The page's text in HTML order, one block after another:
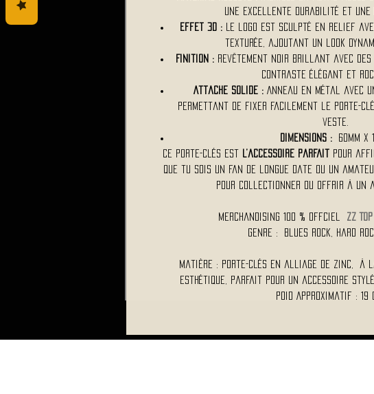
une excellente durabilité et une
Effet 3D :Le logo est sculpté en relief
texturée, ajoutant un look
Finition : Revêtement noir brillant avec
contraste élégant et
Attache solide : Anneau en métal avec
permettant de fixer facilement le porte-
veste.
Dimensions :
60mm x
Ce porte-clés est
l’accessoire parfait
pour
que tu sois un fan de longue date ou un
pour collectionner ou offrir à un
Merchandising 100 % Offciel ZZ TOP
Genre : Blues Rock, Hard
Matière : Porte-clés en alliage de zinc, à
esthétique, parfait pour un accessoire stylé
Poid Approximatif : 19